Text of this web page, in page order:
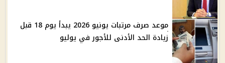
موعد صرف مرتبات يونيو 2026 يبدأ يوم 18 قبل
زيادة الحد الأدنى للأجور في يوليو